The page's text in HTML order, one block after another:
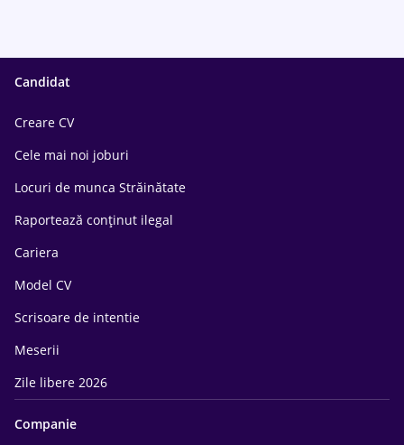
Candidat
Creare CV
Cele mai noi joburi
Locuri de munca Străinătate
Raportează conținut ilegal
Cariera
Model CV
Scrisoare de intentie
Meserii
Zile libere 2026
Companie